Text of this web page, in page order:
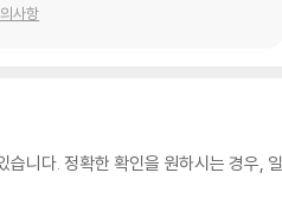
사항
니다. 정확한 확인을 원하시는 경우, 일